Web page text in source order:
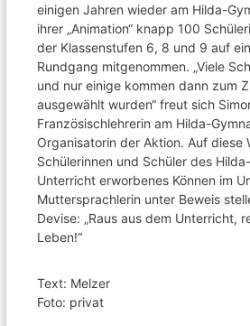
einigen Jahren wieder am Hilda-
ihrer „Animation“ knapp 100
der Klassenstufen 6, 8 und 9 auf
Rundgang mitgenommen. „Viele
und nur einige kommen dann zum
ausgewählt wurden“ freut sich
Französischlehrerin am Hilda-
Organisatorin der Aktion. Auf diese
Schülerinnen und Schüler des
Unterricht erworbenes Können im
Muttersprachlerin unter Beweis
Devise: „Raus aus dem Unterricht,
Leben!“
Text: Melzer
Foto: privat